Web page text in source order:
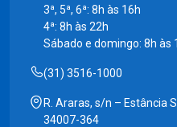
3ª, 5ª, 6ª: 8h às 16h
4ª: 8h às 22h
Sábado e domingo: 8h às
(31) 3516-1000
R. Araras, s/n – Estância
34007-364